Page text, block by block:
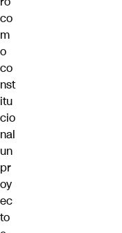
co
m
o
co
nst
itu
cio
nal
un
pr
oy
ec
to